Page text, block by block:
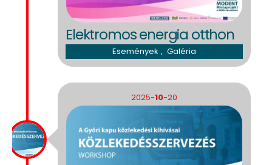
Elektromos energia otthon
Események , Galéria
2025-10-20